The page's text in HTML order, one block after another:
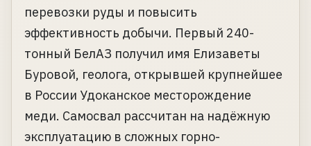
перевозки руды и повысить
эффективность добычи. Первый 240-
тонный БелАЗ получил имя Елизаветы
Буровой, геолога, открывшей крупнейшее
в России Удоканское месторождение
меди. Самосвал рассчитан на надёжную
эксплуатацию в сложных горно-